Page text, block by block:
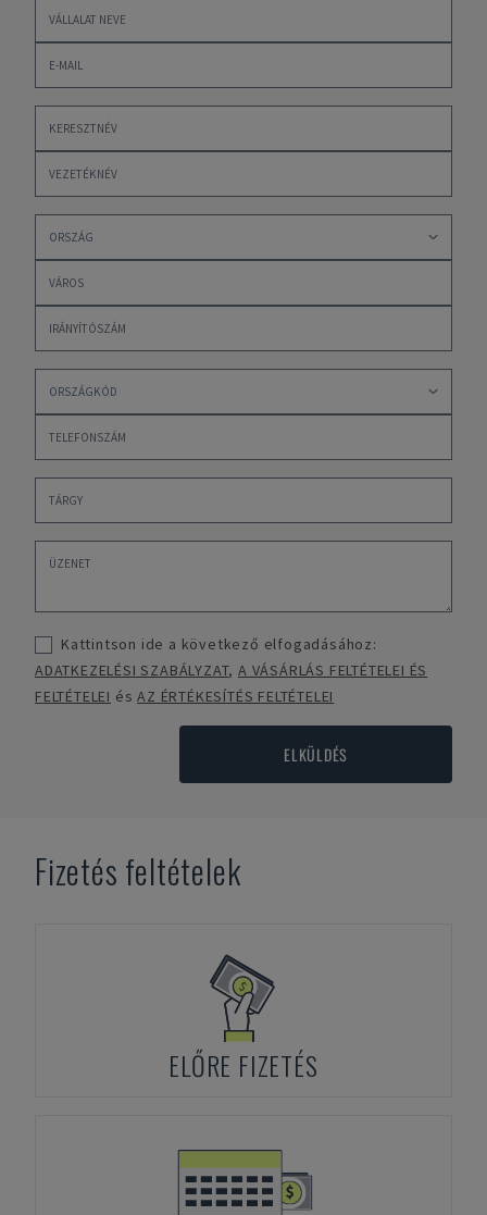
Kattintson ide a következő elfogadásához:
ADATKEZELÉSI SZABÁLYZAT,A VÁSÁRLÁS FELTÉTELEI ÉS
FELTÉTELEI ésAZ ÉRTÉKESÍTÉS FELTÉTELEI
ELKÜLDÉS
Fizetés feltételek
ELŐRE FIZETÉS